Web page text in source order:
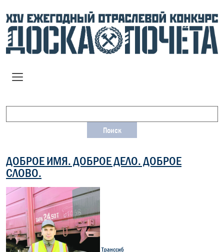
ДОБРОЕ ИМЯ. ДОБРОЕ ДЕЛО. ДОБРОЕ
СЛОВО.
Транссиб